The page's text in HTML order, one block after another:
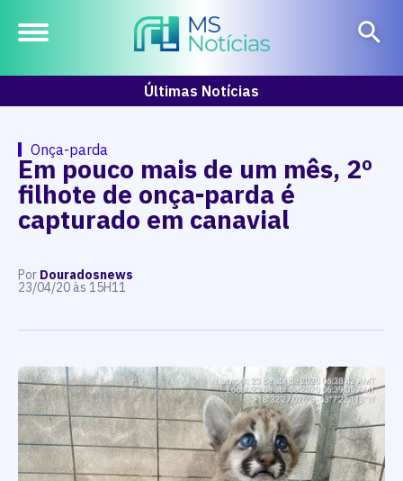
Últimas Notícias
Onça-parda
Em pouco mais de um mês, 2º
filhote de onça-parda é
capturado em canavial
Por Douradosnews
23/04/20 às 15H11